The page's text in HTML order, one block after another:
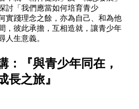
討「我們應當如何培育青少
實踐理念之餘，亦為自己、和為他
，彼此承擔，互相造就，讓青少年
人生意義。
：『與青少年同在，
長之旅』